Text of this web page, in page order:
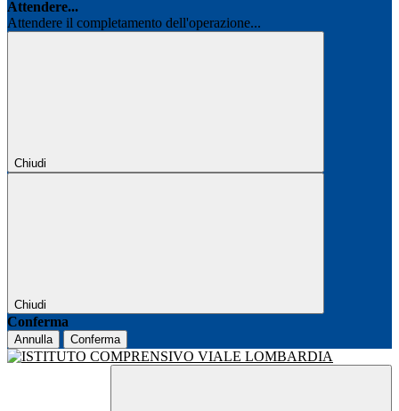
Attendere...
Attendere il completamento dell'operazione...
Chiudi
Chiudi
Conferma
Annulla Conferma